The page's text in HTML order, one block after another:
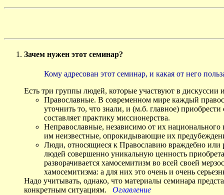
Зачем нужен этот семинар?
Кому адресован этот семинар, и какая от него
Ecть три группы людей, которые участвуют в дискуссии
Православные. В современном мире каждый
уточнить то, что знали, и (м.б. главное)
составляет практику миссионерства.
Неправославные, независимо от их
им неизвестные, опрокидывающие их
Люди, относящиеся к Православию враждебно или
людей совершенно уникальную ценность
разворачивается хамосемитизм во всей своей
хамосемитизма: а для них это очень и очень
Надо учитывать, однако, что материалы семинара
конкретным ситуациям. Оглавление